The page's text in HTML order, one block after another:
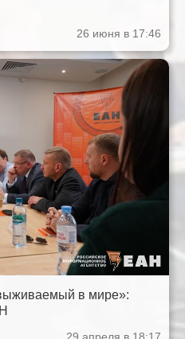
26 июня в 17:46
в мире»: